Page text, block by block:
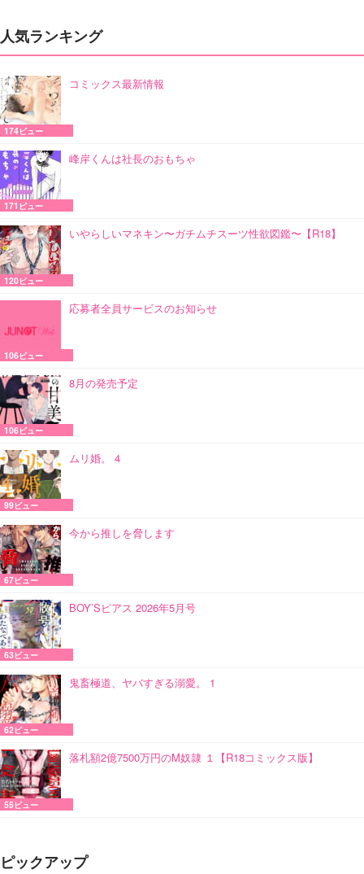
人気ランキング
コミックス最新情報
174ビュー
峰岸くんは社長のおもちゃ
171ビュー
いやらしいマネキン〜ガチムチスーツ性欲図鑑〜【R18】
120ビュー
応募者全員サービスのお知らせ
106ビュー
8月の発売予定
106ビュー
ムリ婚。 4
99ビュー
今から推しを脅します
67ビュー
BOY’Sピアス 2026年5月号
63ビュー
鬼畜極道、ヤバすぎる溺愛。 1
62ビュー
落札額2億7500万円のM奴隷 １【R18コミックス版】
55ビュー
ピックアップ